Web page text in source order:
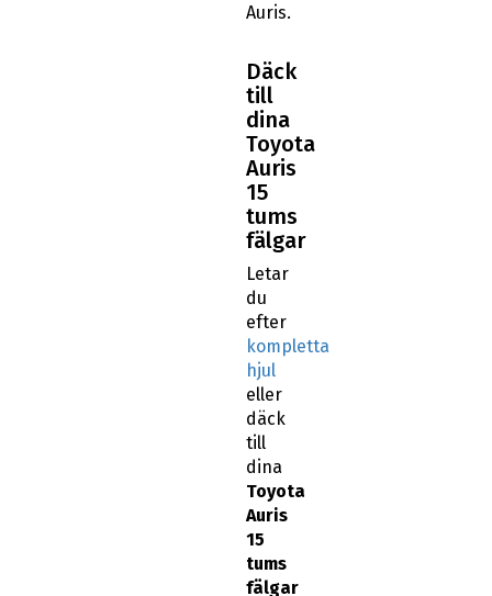
Auris.
Däck
till
dina
Toyota
Auris
15
tums
fälgar
Letar
du
efter
kompletta
hjul
eller
däck
till
dina
Toyota
Auris
15
tums
fälgar